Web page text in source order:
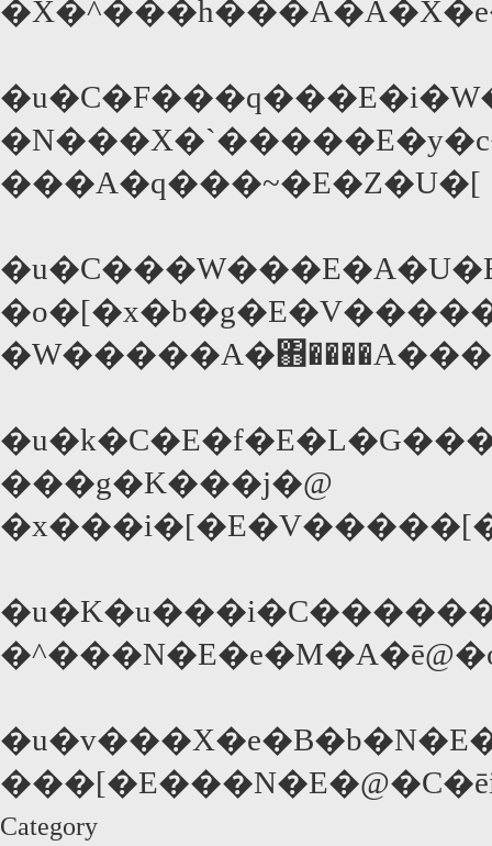
���A�q���~�E�Z�U�[
���g�K���j�@
Category